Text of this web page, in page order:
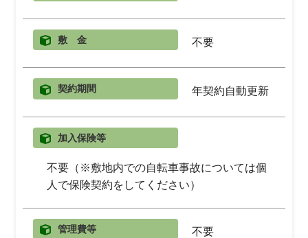
敷 金 不要
契約期間 年契約自動更新
加入保険等
不要（※敷地内での自転車事故については個
人で保険契約をしてください）
管理費等 不要